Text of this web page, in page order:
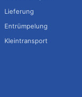
Lieferung
Entrümpelung
Kleintransport